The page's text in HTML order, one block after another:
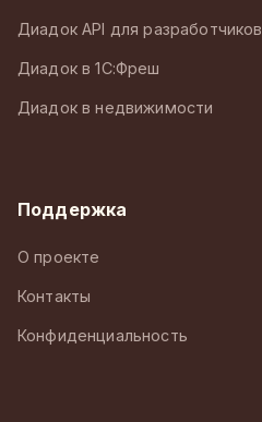
Диадок API для разработчиков
Диадок в 1С:Фреш
Диадок в недвижимости
Поддержка
О проекте
Контакты
Конфиденциальность